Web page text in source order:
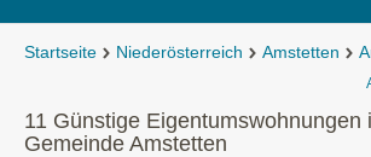
Startseite Niederösterreich Amstetten
11 Günstige Eigentumswohnungen
Gemeinde Amstetten